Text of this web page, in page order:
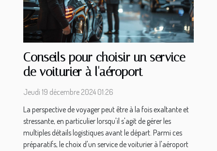
Conseils pour choisir un service
de voiturier à l'aéroport
Jeudi 19 décembre 2024 01:26
La perspective de voyager peut être à la fois exaltante et
stressante, en particulier lorsqu'il s'agit de gérer les
multiples détails logistiques avant le départ. Parmi ces
préparatifs, le choix d'un service de voiturier à l'aéroport